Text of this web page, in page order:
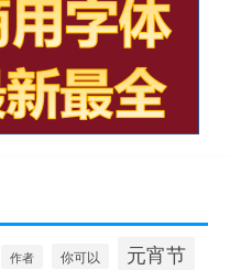
作者 你可以 元宵节